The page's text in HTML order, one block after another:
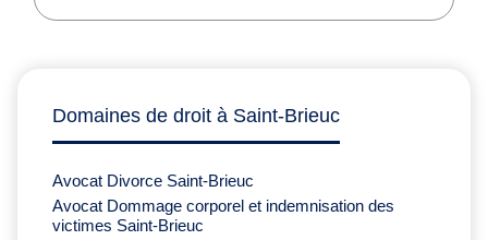
Domaines de droit à Saint-Brieuc
Avocat Divorce Saint-Brieuc
Avocat Dommage corporel et indemnisation des
victimes Saint-Brieuc